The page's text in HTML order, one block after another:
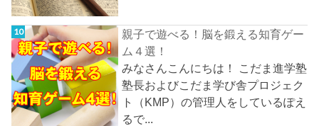
親子で遊べる！脳を鍛える知育ゲー
ム４選！
みなさんこんにちは！ こだま進学塾
塾長およびこだま学び舎プロジェク
ト（KMP）の管理人をしているぽえ
るで...